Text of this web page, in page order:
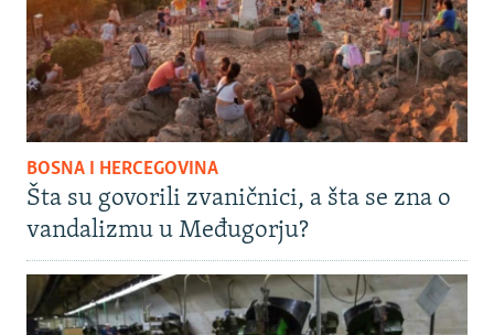
BOSNA I HERCEGOVINA
Šta su govorili zvaničnici, a šta se zna o
vandalizmu u Međugorju?